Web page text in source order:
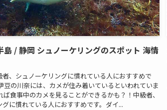
島 / 静岡 シュノーケリングのスポット 海情
者、シュノーケリングに慣れている人におすすめで
豆の川奈には、カメが住み着いているといわれていま
ば食事中のカメを見ることができるかも？！中級者、
に慣れている人におすすめです。ダイ...